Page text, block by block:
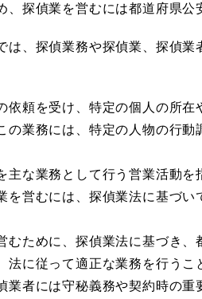
、探偵業を営むには都道府県公
は、探偵業務や探偵業、探偵業
依頼を受け、特定の個人の所
の業務には、特定の人物の行動
主な業務として行う営業活動
を営むには、探偵業法に基づい
むために、探偵業法に基づき
法に従って適正な業務を行うこ
業者には守秘義務や契約時の重